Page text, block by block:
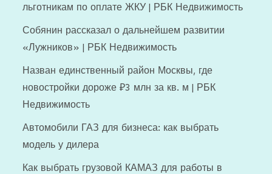
льготникам по оплате ЖКУ | РБК Недвижимость
Собянин рассказал о дальнейшем развитии
«Лужников» | РБК Недвижимость
Назван единственный район Москвы, где
новостройки дороже ₽3 млн за кв. м | РБК
Недвижимость
Автомобили ГАЗ для бизнеса: как выбрать
модель у дилера
Как выбрать грузовой КАМАЗ для работы в